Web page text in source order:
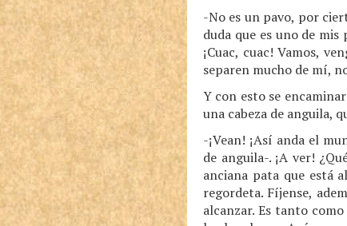
-No es un pavo, por
duda que es uno de
¡Cuac, cuac! Vamos,
separen mucho de mí,
Y con esto se
una cabeza de anguila,
-¡Vean! ¡Así anda el
de anguila-. ¡A ver!
anciana pata que está
regordeta. Fíjense,
alcanzar. Es tanto